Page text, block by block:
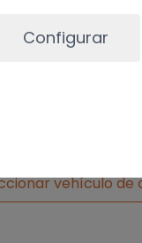
vehículo de
Configurar